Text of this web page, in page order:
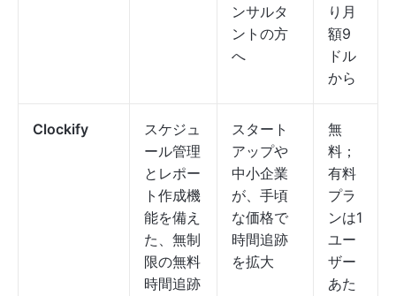
ンサルタ
ントの方
へ
り月
額9
ドル
から
Clockify
スケジュ
ール管理
とレポー
ト作成機
能を備え
た、無制
限の無料
時間追跡
スタート
アップや
中小企業
が、手頃
な価格で
時間追跡
を拡大
無
料；
有料
プラ
ンは1
ユー
ザー
あた